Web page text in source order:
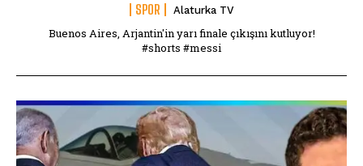
SPOR Alaturka TV
Buenos Aires, Arjantin'in yarı finale çıkışını kutluyor!
#shorts #messi